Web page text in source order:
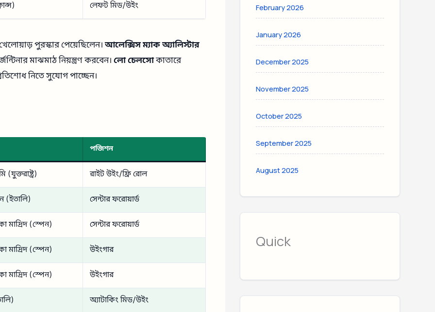
লেফট মিড/উইং
পুরস্কার পেয়েছিলেন।আলেক্সিস ম্যাক অ্যালিস্টার
মাঝমাঠ নিয়ন্ত্রণ করবেন। লো চেলসোকাতারে
নিতে সুযোগ পাচ্ছেন।
পজিশন
(যুক্তরাষ্ট্র) রাইট উইং/ফ্রি রোল
(ইতালি) সেন্টার ফরোয়ার্ড
মাদ্রিদ (স্পেন) সেন্টার ফরোয়ার্ড
মাদ্রিদ (স্পেন) উইংগার
মাদ্রিদ (স্পেন) উইংগার
অ্যাটাকিং মিড/উইং
February 2026
January 2026
December 2025
November 2025
October 2025
September 2025
August 2025
Quick